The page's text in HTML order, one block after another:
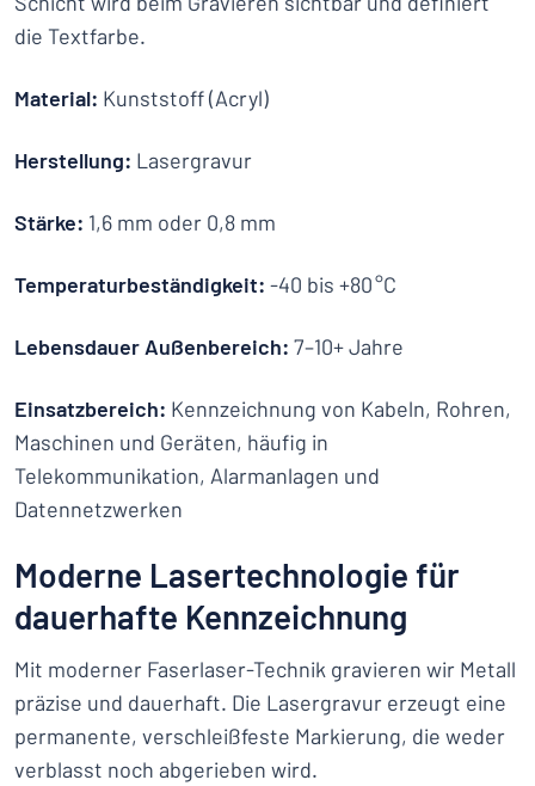
die Textfarbe.
Material: Kunststoff (Acryl)
Herstellung: Lasergravur
Stärke: 1,6 mm oder 0,8 mm
Temperaturbeständigkeit: -40 bis +80 °C
Lebensdauer Außenbereich: 7–10+ Jahre
Einsatzbereich: Kennzeichnung von Kabeln, Rohren,
Maschinen und Geräten, häufig in
Telekommunikation, Alarmanlagen und
Datennetzwerken
Moderne Lasertechnologie für
dauerhafte Kennzeichnung
Mit moderner Faserlaser-Technik gravieren wir Metall
präzise und dauerhaft. Die Lasergravur erzeugt eine
permanente, verschleißfeste Markierung, die weder
verblasst noch abgerieben wird.